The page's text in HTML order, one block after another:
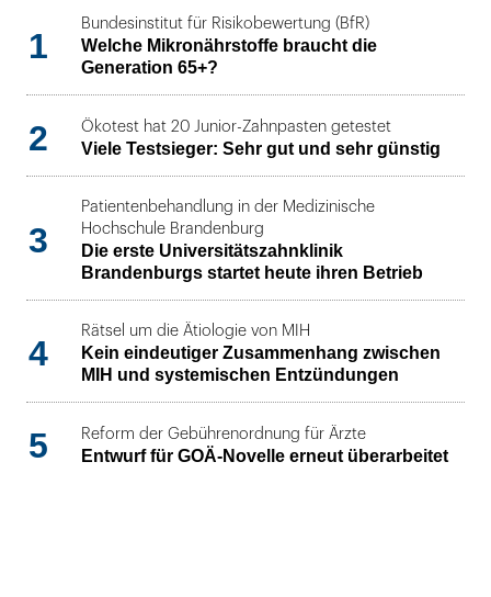
1
Bundesinstitut für Risikobewertung (BfR)
Welche Mikronährstoffe braucht die
Generation 65+?
2 Ökotest hat 20 Junior-Zahnpasten getestet
Viele Testsieger: Sehr gut und sehr günstig
3
Patientenbehandlung in der Medizinische
Hochschule Brandenburg
Die erste Universitätszahnklinik
Brandenburgs startet heute ihren Betrieb
4
Rätsel um die Ätiologie von MIH
Kein eindeutiger Zusammenhang zwischen
MIH und systemischen Entzündungen
5 Reform der Gebührenordnung für Ärzte
Entwurf für GOÄ-Novelle erneut überarbeitet